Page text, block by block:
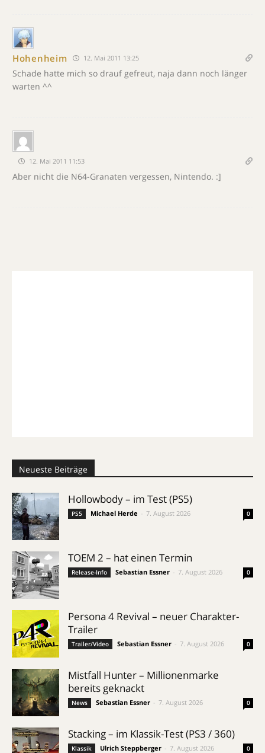
Hohenheim 12. Mai 2011 13:25
Schade hatte mich so drauf gefreut, naja dann noch länger
warten ^^
12. Mai 2011 11:53
Aber nicht die N64-Granaten vergessen, Nintendo. :]
Neueste Beiträge
Hollowbody – im Test (PS5)
PS5 Michael Herde 7. August 2026 0
TOEM 2 – hat einen Termin
Release-Info Sebastian Essner 7. August 2026 0
Persona 4 Revival – neuer Charakter-
Trailer
Trailer/Video Sebastian Essner 7. August 2026 0
Mistfall Hunter – Millionenmarke
bereits geknackt
News Sebastian Essner 7. August 2026 0
Stacking – im Klassik-Test (PS3 / 360)
Klassik Ulrich Steppberger 7. August 2026 0